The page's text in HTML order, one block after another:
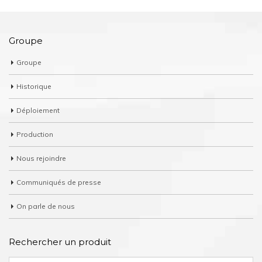
Groupe
Groupe
Historique
Déploiement
Production
Nous rejoindre
Communiqués de presse
On parle de nous
Rechercher un produit